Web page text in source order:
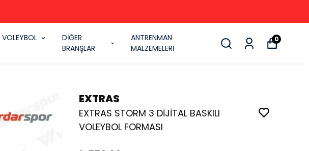
VOLEYBOL
DİĞER
BRANŞLAR
ANTRENMAN
MALZEMELERİ
0
EXTRAS
EXTRAS STORM 3 DİJİTAL BASKILI
VOLEYBOL FORMASI